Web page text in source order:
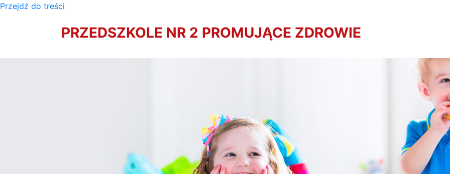
Przejdź do treści
PRZEDSZKOLE NR 2 PROMUJĄCE ZDROWIE